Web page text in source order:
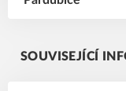
SOUVISEJÍCÍ